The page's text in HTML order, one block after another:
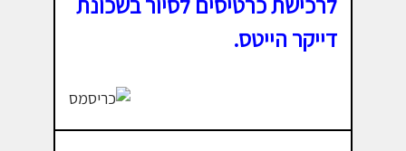
דייקר הייטס.